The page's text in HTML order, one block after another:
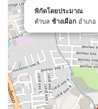
พิกัดโดยประมาณ
ตำบล ช้างเผือก อำเภอ